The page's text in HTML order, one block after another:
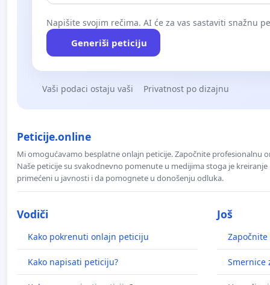
Napišite svojim rečima. AI će za vas sastaviti snažnu
Generiši peticiju
Vaši podaci ostaju vaši Privatnost po dizajnu
Peticije.online
Mi omogućavamo besplatne onlajn peticije. Započnite profesionalnu
Naše peticije su svakodnevno pomenute u medijima stoga je
primećeni u javnosti i da pomognete u donošenju odluka.
Vodiči
Kako pokrenuti onlajn peticiju
Kako napisati peticiju?
Još
Smernice